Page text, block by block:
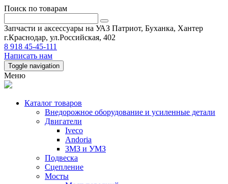
Поиск по товарам
Запчасти и аксессуары на УАЗ Патриот, Буханка, Хантер
г.Краснодар, ул.Российская, 402
8 918 45-45-111
Написать нам
Toggle navigation
Меню
Каталог товаров
Внедорожное оборудование и усиленные детали
Двигатели
Iveco
Andoria
ЗМЗ и УМЗ
Подвеска
Сцепление
Мосты